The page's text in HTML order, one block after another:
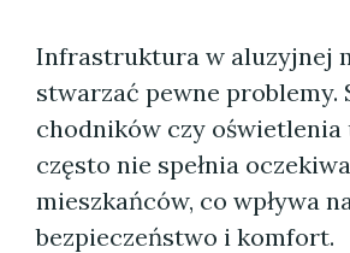
Infrastruktura w aluzyjnej
stwarzać pewne problemy.
chodników czy oświetlenia
często nie spełnia
mieszkańców, co wpływa
bezpieczeństwo i komfort.